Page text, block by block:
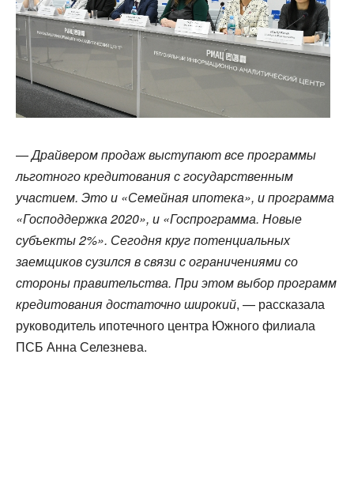
—Драйвером продаж выступают все программы
льготного кредитования с государственным
участием. Это и «Семейная ипотека», и программа
«Господдержка 2020», и «Госпрограмма. Новые
субъекты 2%». Сегодня круг потенциальных
заемщиков сузился в связи с ограничениями со
стороны правительства. При этом выбор программ
кредитования достаточно широкий, — рассказала
руководитель ипотечного центра Южного филиала
ПСБ Анна Селезнева.